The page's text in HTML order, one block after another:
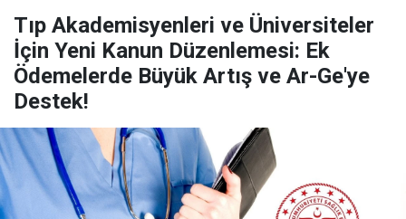
​Tıp Akademisyenleri ve Üniversiteler
İçin Yeni Kanun Düzenlemesi: Ek
Ödemelerde Büyük Artış ve Ar-Ge'ye
Destek!